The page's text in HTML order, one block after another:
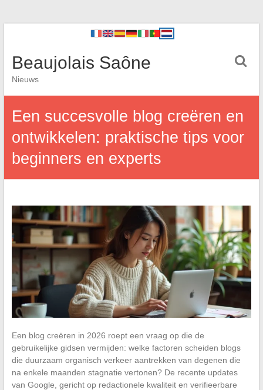
Beaujolais Saône
Nieuws
Een succesvolle blog creëren en
ontwikkelen: praktische tips voor
beginners en experts
Een blog creëren in 2026 roept een vraag op die de
gebruikelijke gidsen vermijden: welke factoren scheiden blogs
die duurzaam organisch verkeer aantrekken van degenen die
na enkele maanden stagnatie vertonen? De recente updates
van Google, gericht op redactionele kwaliteit en verifieerbare